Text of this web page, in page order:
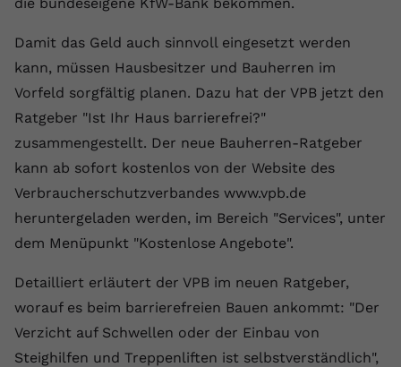
Damit das Geld auch sinnvoll eingesetzt werden
kann, müssen Hausbesitzer und Bauherren im
Vorfeld sorgfältig planen. Dazu hat der VPB jetzt den
Ratgeber "Ist Ihr Haus barrierefrei?"
zusammengestellt. Der neue Bauherren-Ratgeber
kann ab sofort kostenlos von der Website des
Verbraucherschutzverbandes www.vpb.de
heruntergeladen werden, im Bereich "Services", unter
dem Menüpunkt "Kostenlose Angebote".
Detailliert erläutert der VPB im neuen Ratgeber,
worauf es beim barrierefreien Bauen ankommt: "Der
Verzicht auf Schwellen oder der Einbau von
Steighilfen und Treppenliften ist selbstverständlich",
Laufzeit 1 Jahr
Zweck
Dieser Wert speichert Ihre Consent-
Einstellungen. Unter anderem eine
historische Speicherung Ihrer
vorgenommen Einstellungen, falls der
Webseiten-Betreiber dies eingestellt
hat.
Name fe_typo_user
Zweck
Dieses Cookie wird verwendet, um die
Speicherung von
Informationen zur Nutzung der
Website zu erfassen.
Name _gcl au
Anbieter Google Ads
Zweck
Wird von Google Ads für das
Conversion-Tracking verwendet, um
Werbeklicks der Nutzung auf unserer
Cookie-Informationen anzeigen
Wir verwenden auf unserer Website externe Inhalte,
um Ihnen zusätzliche Informationen anzubieten.
Anbieter vimeo.com
2 Jahre
Zweck
Vimeo installiert dieses Cookie, um
indem es eine eindeutige ID zum
Einbetten von Videos auf der Website
setzt.